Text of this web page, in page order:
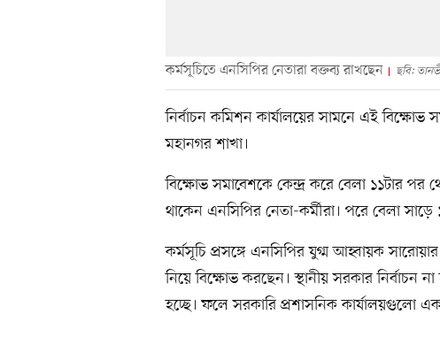
কর্মসূচিতে এনসিপির নেতারা বক্তব্য রাখছেন ছবি:
নির্বাচন কমিশন কার্যালয়ের সামনে এই
মহানগর শাখা।
বিক্ষোভ সমাবেশকে কেন্দ্র করে বেলা ১১টার
থাকেন এনসিপির নেতা-কর্মীরা। পরে বেলা
কর্মসূচি প্রসঙ্গে এনসিপির যুগ্ম আহ্বায়ক
নিয়ে বিক্ষোভ করছেন। স্থানীয় সরকার নির্বাচন
হচ্ছে। ফলে সরকারি প্রশাসনিক কার্যালয়গুলো